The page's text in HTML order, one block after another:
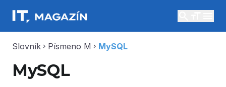
Slovník chevron_right Písmeno M chevron_right MySQL
MySQL